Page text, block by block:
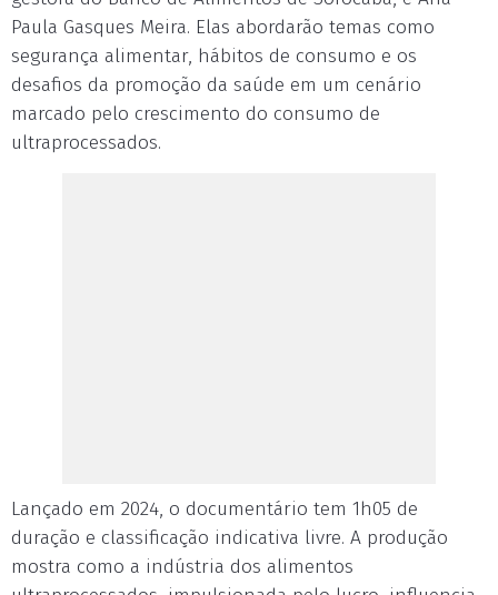
Paula Gasques Meira. Elas abordarão temas como
segurança alimentar, hábitos de consumo e os
desafios da promoção da saúde em um cenário
marcado pelo crescimento do consumo de
ultraprocessados.
Lançado em 2024, o documentário tem 1h05 de
duração e classificação indicativa livre. A produção
mostra como a indústria dos alimentos